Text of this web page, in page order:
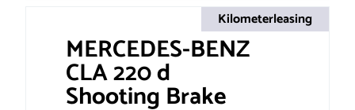
Kilometerleasing
MERCEDES-BENZ
CLA 220 d
Shooting Brake